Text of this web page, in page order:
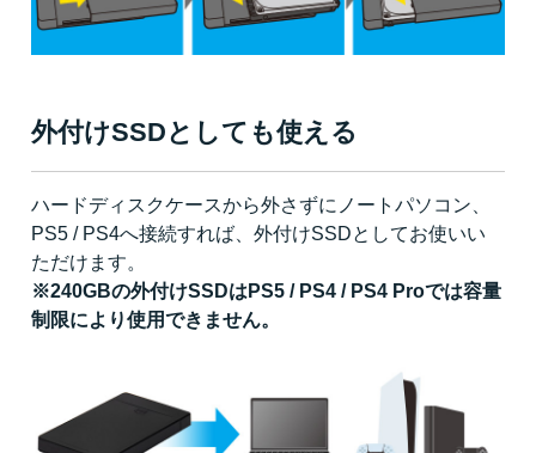
外付けSSDとしても使える
ハードディスクケースから外さずにノートパソコン、
PS5 / PS4へ接続すれば、外付けSSDとしてお使いい
ただけます。
※240GBの外付けSSDはPS5 / PS4 / PS4 Proでは容量
制限により使用できません。